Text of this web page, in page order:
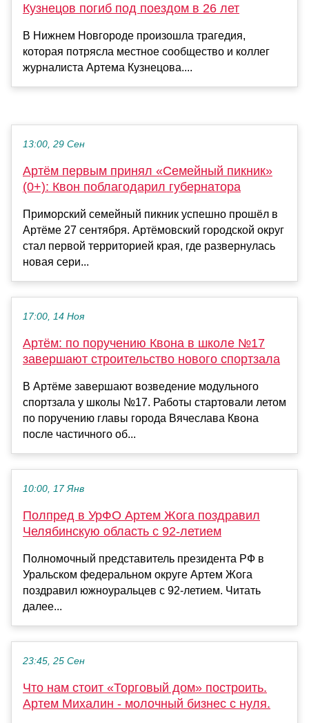
Кузнецов погиб под поездом в 26 лет
В Нижнем Новгороде произошла трагедия,
которая потрясла местное сообщество и коллег
журналиста Артема Кузнецова....
13:00, 29 Сен
Артём первым принял «Семейный пикник»
(0+): Квон поблагодарил губернатора
Приморский семейный пикник успешно прошёл в
Артёме 27 сентября. Артёмовский городской округ
стал первой территорией края, где развернулась
новая сери...
17:00, 14 Ноя
Артём: по поручению Квона в школе №17
завершают строительство нового спортзала
В Артёме завершают возведение модульного
спортзала у школы №17. Работы стартовали летом
по поручению главы города Вячеслава Квона
после частичного об...
10:00, 17 Янв
Полпред в УрФО Артем Жога поздравил
Челябинскую область с 92-летием
Полномочный представитель президента РФ в
Уральском федеральном округе Артем Жога
поздравил южноуральцев с 92-летием. Читать
далее...
23:45, 25 Сен
Что нам стоит «Торговый дом» построить.
Артем Михалин - молочный бизнес с нуля.